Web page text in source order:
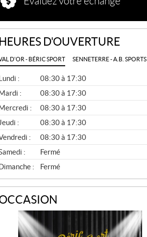
HEURES D'OUVERTURE
D'OR - BÉRIC SPORT SENNETERRE - A.B. SPORTS
:
08:30 à 17:30
:
08:30 à 17:30
:
08:30 à 17:30
Jeudi :
08:30 à 17:30
:
08:30 à 17:30
:
Fermé
:
Fermé